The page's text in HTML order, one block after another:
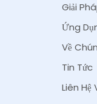
Giải
Ứng
Về
Tin Tức
Liên Hệ